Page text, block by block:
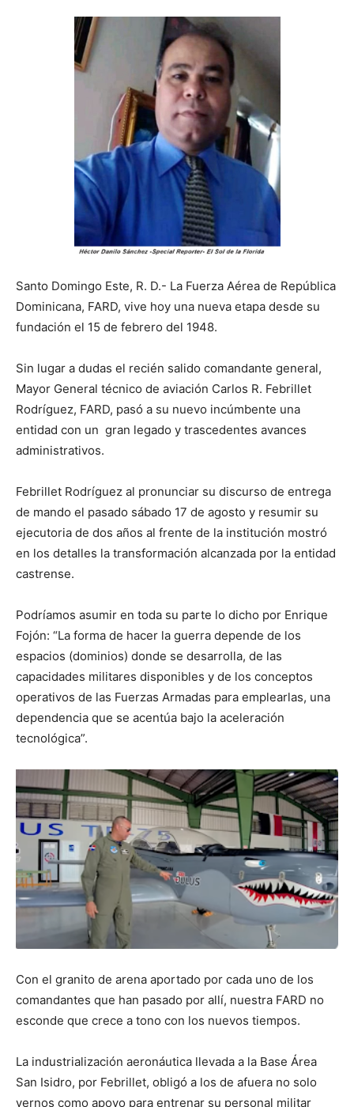
Santo Domingo Este, R. D.- La Fuerza Aérea de República
Dominicana, FARD, vive hoy una nueva etapa desde su
fundación el 15 de febrero del 1948.
Sin lugar a dudas el recién salido comandante general,
Mayor General técnico de aviación Carlos R. Febrillet
Rodríguez, FARD, pasó a su nuevo incúmbente una
entidad con un gran legado y trascedentes avances
administrativos.
Febrillet Rodríguez al pronunciar su discurso de entrega
de mando el pasado sábado 17 de agosto y resumir su
ejecutoria de dos años al frente de la institución mostró
en los detalles la transformación alcanzada por la entidad
castrense.
Podríamos asumir en toda su parte lo dicho por Enrique
Fojón: “La forma de hacer la guerra depende de los
espacios (dominios) donde se desarrolla, de las
capacidades militares disponibles y de los conceptos
operativos de las Fuerzas Armadas para emplearlas, una
dependencia que se acentúa bajo la aceleración
tecnológica”.
Con el granito de arena aportado por cada uno de los
comandantes que han pasado por allí, nuestra FARD no
esconde que crece a tono con los nuevos tiempos.
La industrialización aeronáutica llevada a la Base Área
San Isidro, por Febrillet, obligó a los de afuera no solo
vernos como apoyo para entrenar su personal militar